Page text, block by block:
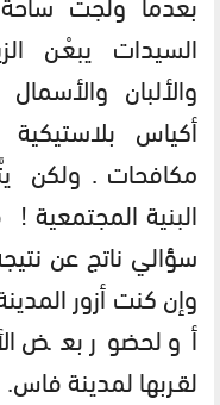
السيدات يبعْـن
والألبان
أكياس
مكافحات . ولكن
البنية
سؤالي ناتج عن
وإن كنت أزور
أو لحضور بعض
لقـربها لمدينة فاس.